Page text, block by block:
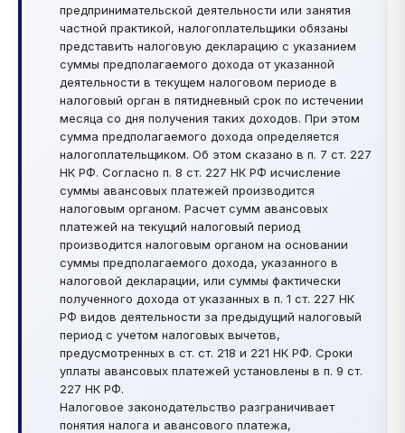
предпринимательской деятельности или занятия
частной практикой, налогоплательщики обязаны
представить налоговую декларацию с указанием
суммы предполагаемого дохода от указанной
деятельности в текущем налоговом периоде в
налоговый орган в пятидневный срок по истечении
месяца со дня получения таких доходов. При этом
сумма предполагаемого дохода определяется
налогоплательщиком. Об этом сказано в п. 7 ст. 227
НК РФ. Согласно п. 8 ст. 227 НК РФ исчисление
суммы авансовых платежей производится
налоговым органом. Расчет сумм авансовых
платежей на текущий налоговый период
производится налоговым органом на основании
суммы предполагаемого дохода, указанного в
налоговой декларации, или суммы фактически
полученного дохода от указанных в п. 1 ст. 227 НК
РФ видов деятельности за предыдущий налоговый
период с учетом налоговых вычетов,
предусмотренных в ст. ст. 218 и 221 НК РФ. Сроки
уплаты авансовых платежей установлены в п. 9 ст.
227 НК РФ.
Налоговое законодательство разграничивает
понятия налога и авансового платежа,